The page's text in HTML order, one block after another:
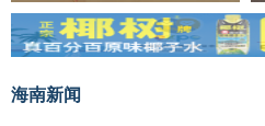
海南新闻